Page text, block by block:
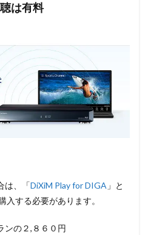
は有料
は、「DiXiM Play for DIGA 」と
する必要があります。
ンの２,８６０円